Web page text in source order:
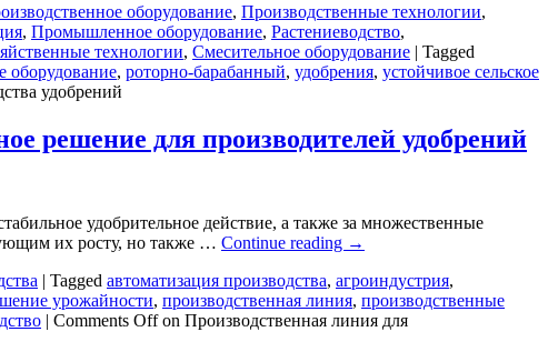
оборудование, Производственные технологии,
, Промышленное оборудование, Растениеводство,
технологии, Смесительное оборудование | Tagged
, роторно-барабанный, удобрения, устойчивое сельское
удобрений
решение для производителей удобрений
удобрительное действие, а также за множественные
их росту, но также … Continue reading →
| Tagged автоматизация производства, агроиндустрия,
урожайности, производственная линия, производственные
| Comments Offon Производственная линия для